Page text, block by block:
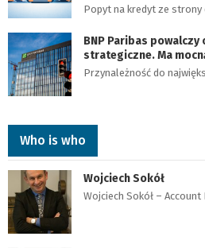
Popyt na kredyt ze strony
BNP Paribas
strategiczne. Ma
Przynależność do
Who is who
Wojciech Sokół
Wojciech Sokół –